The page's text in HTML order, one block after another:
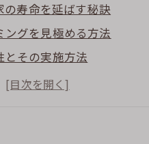
寿命を延ばす秘訣
グを見極める方法
とその実施方法
選び方